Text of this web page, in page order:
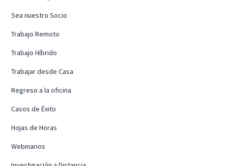
Sea nuestro Socio
Trabajo Remoto
Trabajo Híbrido
Trabajar desde Casa
Regreso a la oficina
Casos de Éxito
Hojas de Horas
Webinarios